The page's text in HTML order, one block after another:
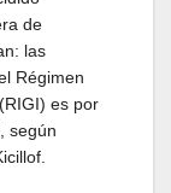
de
las
Régimen
es por
según